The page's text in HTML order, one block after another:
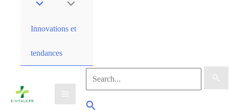
Innovations et
tendances